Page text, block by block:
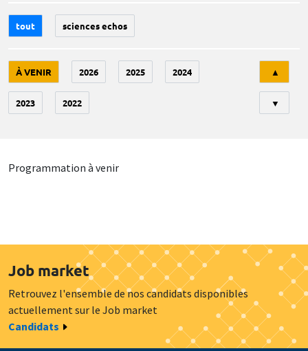
tout sciences echos
À VENIR 2026 2025 2024
2023 2022
▲
▼
Programmation à venir
Job market
Retrouvez l'ensemble de nos candidats disponibles
actuellement sur le Job market
Candidats